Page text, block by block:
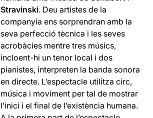
Stravinski. Deu artistes de la
companyia ens sorprendran amb la
seva perfecció tècnica i les seves
acrobàcies mentre tres músics,
incloent-hi un tenor local i dos
pianistes, interpreten la banda sonora
en directe. L’espectacle utilitza circ,
música i moviment per tal de mostrar
l’inici i el final de l’existència humana.